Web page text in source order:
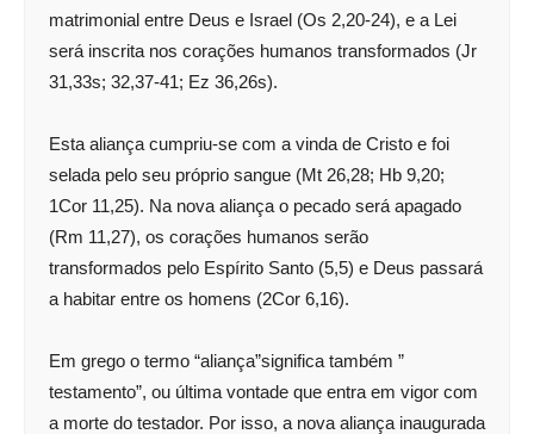
matrimonial entre Deus e Israel (Os 2,20-24), e a Lei
será inscrita nos corações humanos transformados (Jr
31,33s; 32,37-41; Ez 36,26s).
Esta aliança cumpriu-se com a vinda de Cristo e foi
selada pelo seu próprio sangue (Mt 26,28; Hb 9,20;
1Cor 11,25). Na nova aliança o pecado será apagado
(Rm 11,27), os corações humanos serão
transformados pelo Espírito Santo (5,5) e Deus passará
a habitar entre os homens (2Cor 6,16).
Em grego o termo “aliança”significa também ”
testamento”, ou última vontade que entra em vigor com
a morte do testador. Por isso, a nova aliança inaugurada